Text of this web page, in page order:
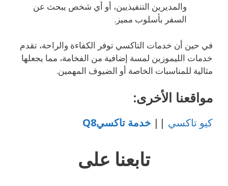
والمديرين التنفيذيين، أو أي شخص يبحث عن
السفر بأسلوب مميز.
في حين أن خدمات التاكسي توفر الكفاءة والراحة، تقدم
خدمات الليموزين لمسة إضافية من الفخامة، مما يجعلها
مثالية للمناسبات الخاصة أو الضيوف المهمين.
مواقعنا الأخرى:
كيو تاكسي || خدمة تاكسيQ8
تابعنا على